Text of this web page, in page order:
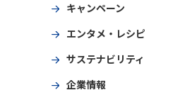
キャンペーン
エンタメ・レシピ
サステナビリティ
企業情報